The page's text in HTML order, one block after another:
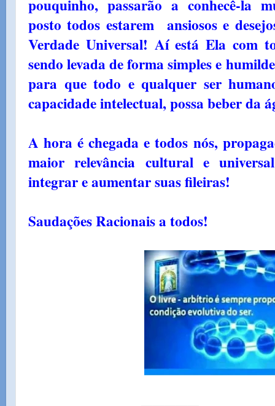
pouquinho, passarão a conhecê-la
posto todos estarem ansiosos e
Verdade Universal! Aí está Ela com
sendo levada de forma simples e
para que todo e qualquer ser
capacidade intelectual, possa beber da
A hora é chegada e todos nós,
maior relevância cultural e
integrar e aumentar suas fileiras!
Saudações Racionais a todos!